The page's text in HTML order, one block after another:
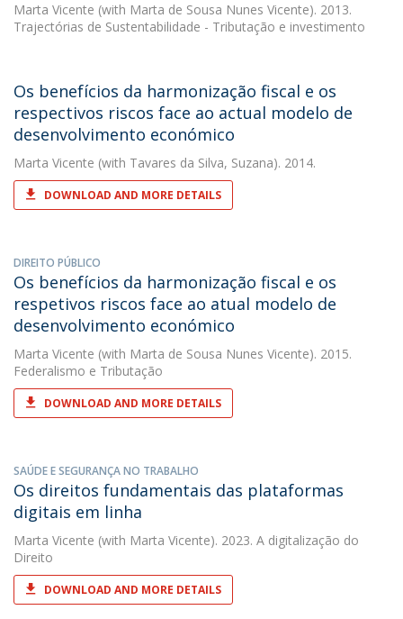
Marta Vicente (with Marta de Sousa Nunes Vicente). 2013.
Trajectórias de Sustentabilidade - Tributação e investimento
Os benefícios da harmonização fiscal e os
respectivos riscos face ao actual modelo de
desenvolvimento económico
Marta Vicente (with Tavares da Silva, Suzana). 2014.
DOWNLOAD AND MORE DETAILS
DIREITO PÚBLICO
Os benefícios da harmonização fiscal e os
respetivos riscos face ao atual modelo de
desenvolvimento económico
Marta Vicente (with Marta de Sousa Nunes Vicente). 2015.
Federalismo e Tributação
DOWNLOAD AND MORE DETAILS
SAÚDE E SEGURANÇA NO TRABALHO
Os direitos fundamentais das plataformas
digitais em linha
Marta Vicente (with Marta Vicente). 2023. A digitalização do
Direito
DOWNLOAD AND MORE DETAILS